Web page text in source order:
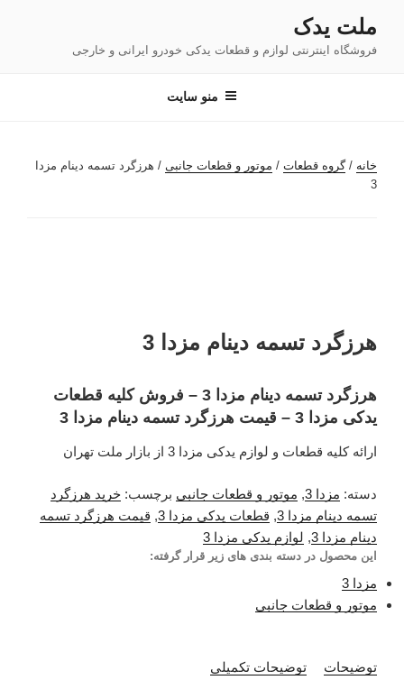
محتوا
ملت یدک
فروشگاه اینترنتی لوازم و قطعات یدکی خودرو ایرانی و خارجی
منو سایت
خانه /گروه قطعات / موتور و قطعات جانبی / هرزگرد تسمه دینام مزدا
3
هرزگرد تسمه دینام مزدا 3
هرزگرد تسمه دینام مزدا 3 – فروش کلیه قطعات
یدکی مزدا 3 – قیمت هرزگرد تسمه دینام مزدا 3
ارائه کلیه قطعات و لوازم یدکی مزدا 3 از بازار ملت تهران
دسته: مزدا 3 , موتور و قطعات جانبی برچسب: خرید هرزگرد
تسمه دینام مزدا 3
, قطعات یدکی مزدا 3 , قیمت هرزگرد تسمه
دینام مزدا 3
, لوازم یدکی مزدا 3
این محصول در دسته بندی های زیر قرار گرفته:
مزدا 3
موتور و قطعات جانبی
توضیحات توضیحات تکمیلی